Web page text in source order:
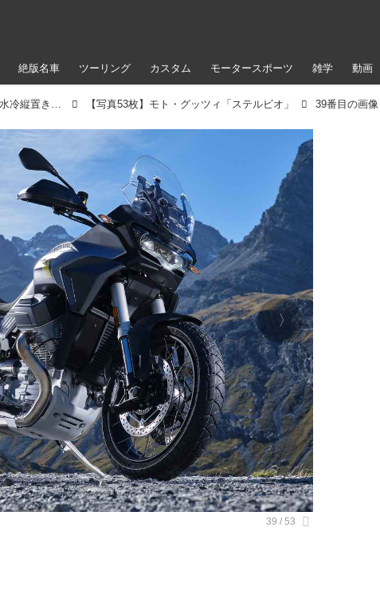
絶版名車 ツーリング カスタム モータースポーツ 雑学 動画
モト・グッツィが新型車「ステルビオ」を発売！ 水冷縦置きV型2気筒エンジンを搭載したアドベンチャーモデル 【写真53枚】モト・グッツィ「ステルビオ」 39番目の画像